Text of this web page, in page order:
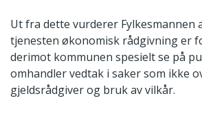
Ut fra dette vurderer Fylkesmannen
tjenesten økonomisk rådgivning er
derimot kommunen spesielt se på
omhandler vedtak i saker som ikke
gjeldsrådgiver og bruk av vilkår.